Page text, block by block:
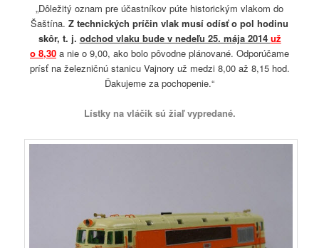
„Dôležitý oznam pre účastníkov púte historickým vlakom do
Šaštína. Z technických príčin vlak musí odísť o pol hodinu
skôr, t. j. odchod vlaku bude v nedeľu 25. mája 2014 už
o 8,30 a nie o 9,00, ako bolo pôvodne plánované. Odporúčame
prísť na železničnú stanicu Vajnory už medzi 8,00 až 8,15 hod.
Ďakujeme za pochopenie.“
Lístky na vláčik sú žiaľ vypredané.